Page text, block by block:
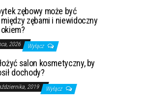
zębowy może być
zębami i niewidoczny
2026 Wyłącz
salon kosmetyczny, by
dochody?
2019 Wyłącz